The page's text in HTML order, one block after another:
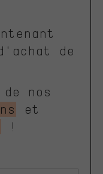
de
nos
et
!